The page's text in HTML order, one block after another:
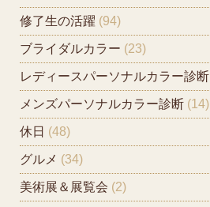
修了生の活躍 (94)
ブライダルカラー (23)
レディースパーソナルカラー診断
メンズパーソナルカラー診断 (14)
休日 (48)
グルメ (34)
美術展＆展覧会 (2)